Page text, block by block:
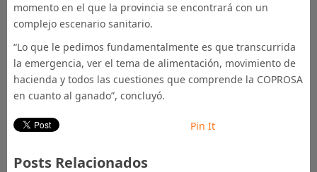
momento en el que la provincia se encontrará con un
complejo escenario sanitario.
“Lo que le pedimos fundamentalmente es que transcurrida
la emergencia, ver el tema de alimentación, movimiento de
hacienda y todos las cuestiones que comprende la COPROSA
en cuanto al ganado”, concluyó.
Pin It
Posts Relacionados